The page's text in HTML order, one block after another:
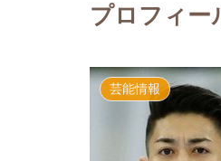
プロフィー
芸能情報